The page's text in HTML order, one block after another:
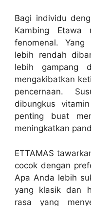
Bagi individu
Kambing Etawa
fenomenal. Yang
lebih rendah
lebih gampang
mengakibatkan
pencernaan.
dibungkus
penting buat
meningkatkan
ETTAMAS
cocok dengan
Apa Anda lebih
yang klasik dan
rasa yang